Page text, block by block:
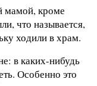
мамой, кроме
что называется,
ходили в храм.
в каких-нибудь
Особенно это